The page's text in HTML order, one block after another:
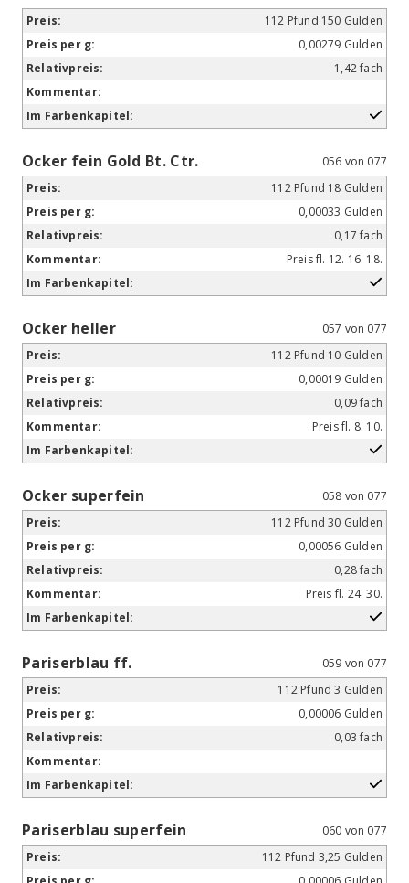
112 Pfund 150 Gulden
0,00279 Gulden
1,42 fach
Ocker fein Gold Bt. Ctr.
056 von 077
112 Pfund 18 Gulden
0,00033 Gulden
0,17 fach
Preis fl. 12. 16. 18.
Ocker heller
057 von 077
112 Pfund 10 Gulden
0,00019 Gulden
0,09 fach
Preis fl. 8. 10.
Ocker superfein
058 von 077
112 Pfund 30 Gulden
0,00056 Gulden
0,28 fach
Preis fl. 24. 30.
Pariserblau ff.
059 von 077
112 Pfund 3 Gulden
0,00006 Gulden
0,03 fach
Pariserblau superfein
060 von 077
112 Pfund 3,25 Gulden